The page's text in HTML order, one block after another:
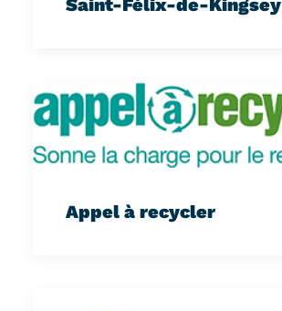
Saint-Félix-de-Kingsey
Appel à recycler